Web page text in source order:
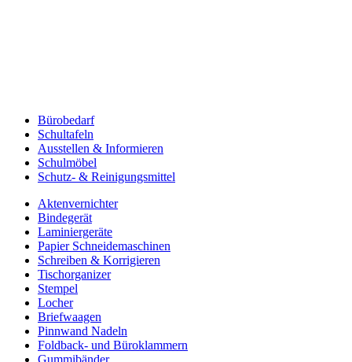
Bürobedarf
Schultafeln
Ausstellen & Informieren
Schulmöbel
Schutz- & Reinigungsmittel
Aktenvernichter
Bindegerät
Laminiergeräte
Papier Schneidemaschinen
Schreiben & Korrigieren
Tischorganizer
Stempel
Locher
Briefwaagen
Pinnwand Nadeln
Foldback- und Büroklammern
Gummibänder